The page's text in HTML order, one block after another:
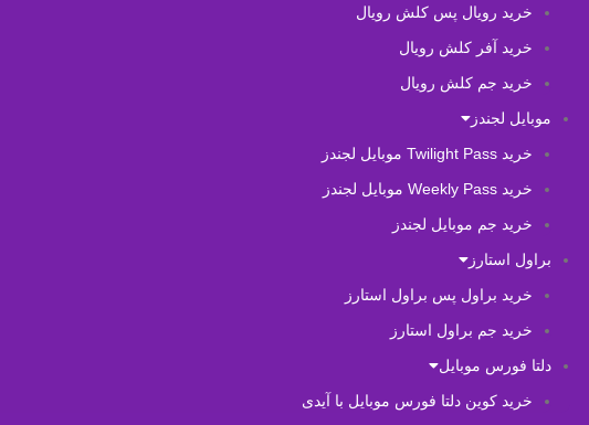
خرید رویال پس کلش رویال
خرید آفر کلش رویال
خرید جم کلش رویال
موبایل لجندز
خرید Twilight Pass موبایل لجندز
خرید Weekly Pass موبایل لجندز
خرید جم موبایل لجندز
براول استارز
خرید براول پس براول استارز
خرید جم براول استارز
دلتا فورس موبایل
خرید کوین دلتا فورس موبایل با آیدی